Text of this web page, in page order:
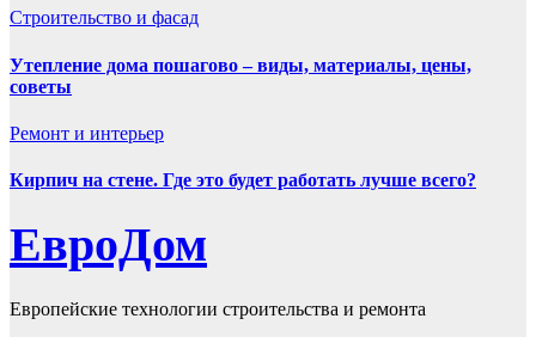
Строительство и фасад
Утепление дома пошагово – виды, материалы, цены,
советы
Ремонт и интерьер
Кирпич на стене. Где это будет работать лучше всего?
ЕвроДом
Европейские технологии строительства и ремонта